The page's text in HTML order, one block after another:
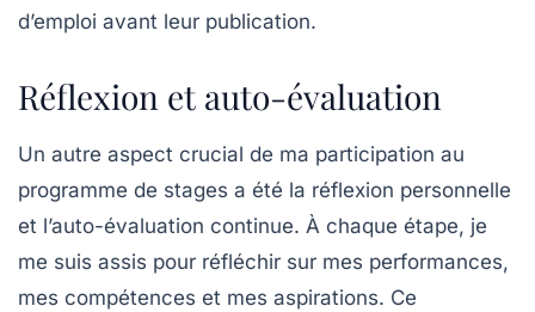
d’emploi avant leur publication.
Réflexion et auto-évaluation
Un autre aspect crucial de ma participation au
programme de stages a été la réflexion personnelle
et l’auto-évaluation continue. À chaque étape, je
me suis assis pour réfléchir sur mes performances,
mes compétences et mes aspirations. Ce